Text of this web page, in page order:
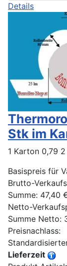
Details
Stk im
1 Karton 0,79
Basispreis für
Brutto-
Summe: 47,40
Netto-
Summe Netto:
Preisnachlass:
Lieferzeit